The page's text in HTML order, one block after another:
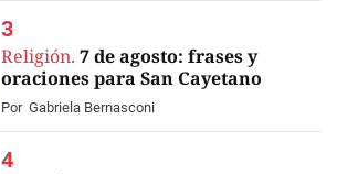
Religión. 7 de agosto: frases y
oraciones para San Cayetano
Por Gabriela Bernasconi